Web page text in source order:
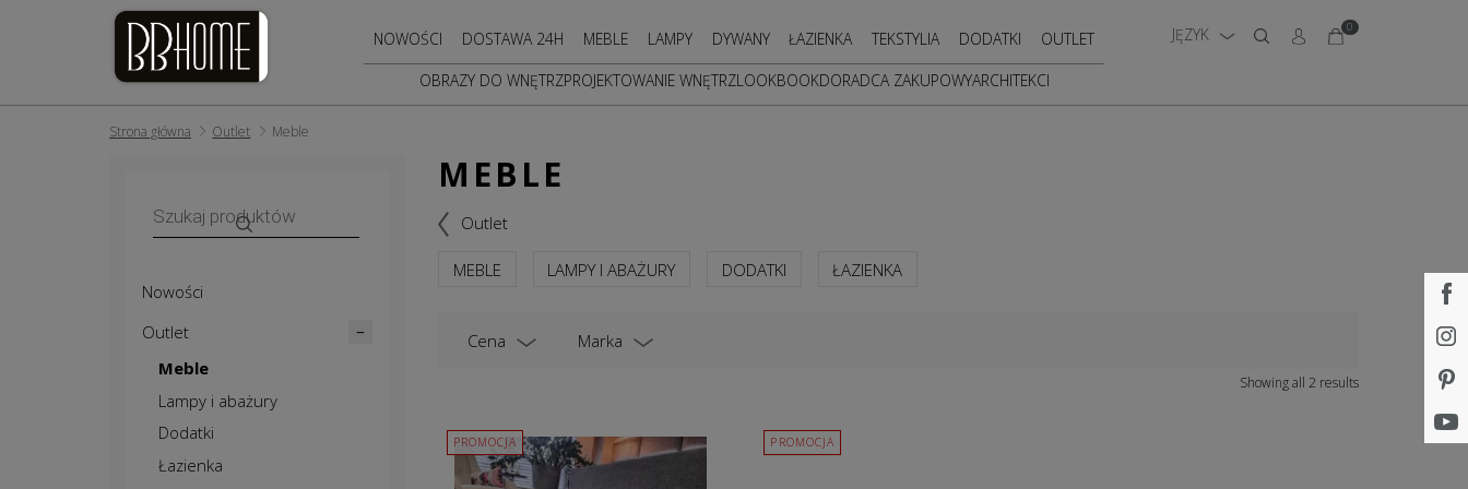
JĘZYK 0
NOWOŚCI DOSTAWA 24H MEBLE LAMPY DYWANY ŁAZIENKA TEKSTYLIA DODATKI OUTLET
OBRAZY DO WNĘTRZPROJEKTOWANIE WNĘTRZLOOKBOOKDORADCA ZAKUPOWYARCHITEKCI
Strona główna Outlet Meble
produktów
Nowości
Outlet
Meble
Lampy i abażury
Dodatki
Łazienka
MEBLE
Outlet
MEBLE LAMPY I ABAŻURY DODATKI ŁAZIENKA
Cena Marka
Showing all 2 results
PROMOCJA PROMOCJA